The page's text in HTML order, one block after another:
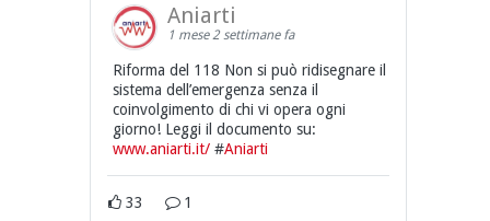
Aniarti
1 mese 2 settimane fa
Riforma del 118 Non si può ridisegnare il
sistema dell’emergenza senza il
coinvolgimento di chi vi opera ogni
giorno! Leggi il documento su:
www.aniarti.it/#Aniarti
33 1